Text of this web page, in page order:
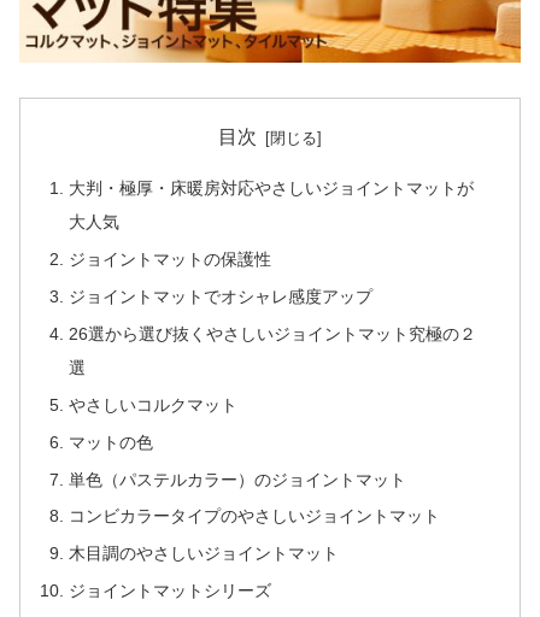
目次
大判・極厚・床暖房対応やさしいジョイントマットが
大人気
ジョイントマットの保護性
ジョイントマットでオシャレ感度アップ
26選から選び抜くやさしいジョイントマット究極の２
選
やさしいコルクマット
マットの色
単色（パステルカラー）のジョイントマット
コンビカラータイプのやさしいジョイントマット
木目調のやさしいジョイントマット
ジョイントマットシリーズ